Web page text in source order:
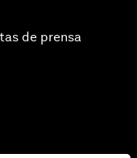
de prensa